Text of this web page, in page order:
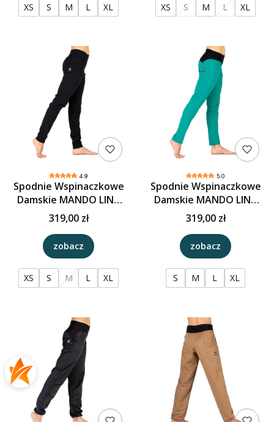
XS S M L XL XS S M L XL
4.9
Spodnie Wspinaczkowe
Damskie MANDO LINA
JAZZ Czerń
319,00 zł
zobacz
XS S M L XL
5.0
Spodnie Wspinaczkowe
Damskie MANDO LINA
JAZZ 2 Zieleń
319,00 zł
zobacz
S M L XL